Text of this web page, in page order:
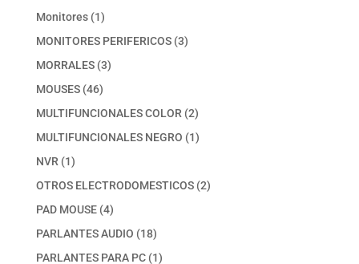
Monitores 11
producto
MONITORES PERIFERICOS 33
MORRALES 33
MOUSES 4646
productos
MULTIFUNCIONALES COLOR 22
productos
MULTIFUNCIONALES NEGRO 11
NVR 11
producto
OTROS ELECTRODOMESTICOS 22
PAD MOUSE 44
productos
PARLANTES AUDIO 1818
productos
PARLANTES PARA PC 11